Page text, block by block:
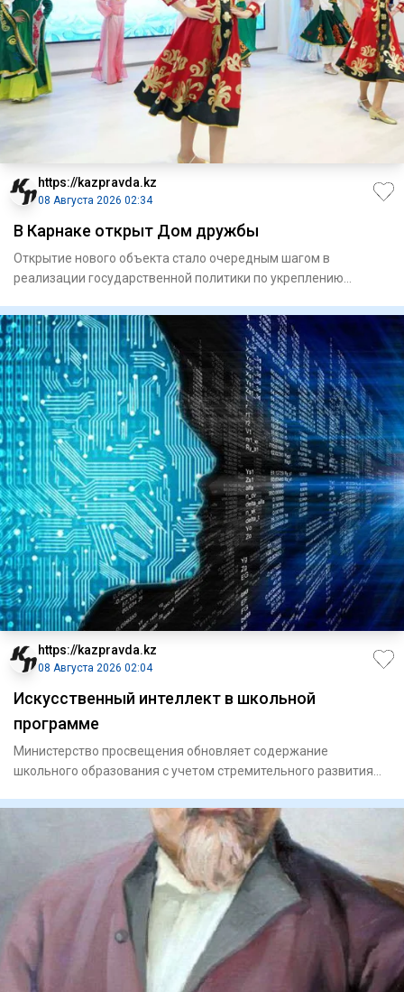
https://kazpravda.kz
08 Августа 2026 02:34
В Карнаке открыт Дом дружбы
Открытие нового объекта стало очередным шагом в
реализации государственной политики по укреп­лению
https://kazpravda.kz
08 Августа 2026 02:04
Искусственный интеллект в школьной
программе
Министерство просвещения обновляет содержание
школьного образования с учетом стремительного развития